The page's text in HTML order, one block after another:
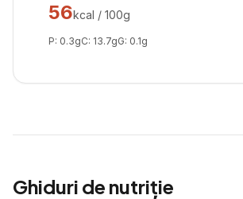
56kcal / 100g
P: 0.3gC: 13.7gG: 0.1g
Ghiduri de nutriție